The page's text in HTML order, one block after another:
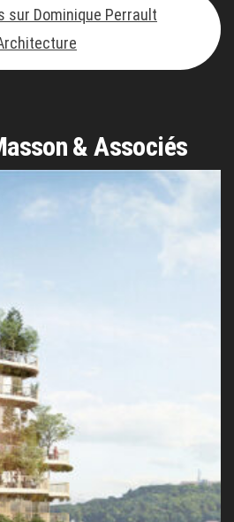
sur Dominique Perrault
& Associés